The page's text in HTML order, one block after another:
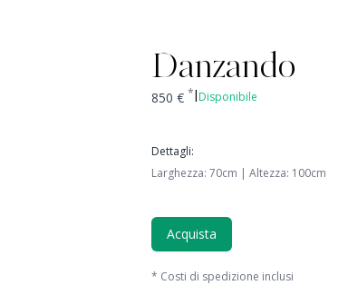
Danzando
850 € * Disponibile
Dettagli:
Larghezza: 70cm | Altezza: 100cm
Acquista
* Costi di spedizione inclusi